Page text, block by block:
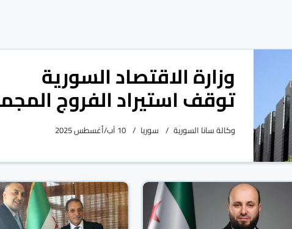
وزارة الاقتصاد السورية
توقف استيراد الفروج
وكالة سانا السورية سوريا 10 آب/أغسطس 2025